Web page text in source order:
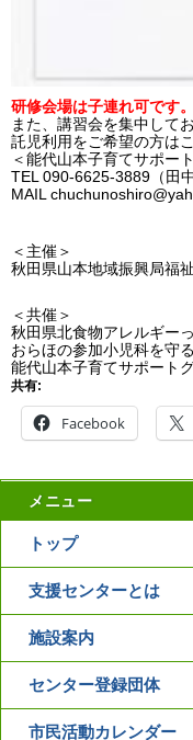
研修会場は子連れ可です。
また、講習会を集中して
託児利用をご希望の方は
＜能代山本子育てサポー
TEL 090-6625-3889（田中
MAIL
＜主催＞
秋田県山本地域振興局福
＜共催＞
秋田県北食物アレルギー
おらほの参加小児科を守
能代山本子育てサポート
共有:
Facebook
メニュー
トップ
支援センターとは
施設案内
センター登録団体
市民活動カレンダー